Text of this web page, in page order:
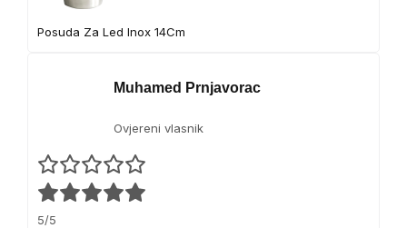
Posuda Za Led Inox 14Cm
Muhamed Prnjavorac
Ovjereni vlasnik
5/5